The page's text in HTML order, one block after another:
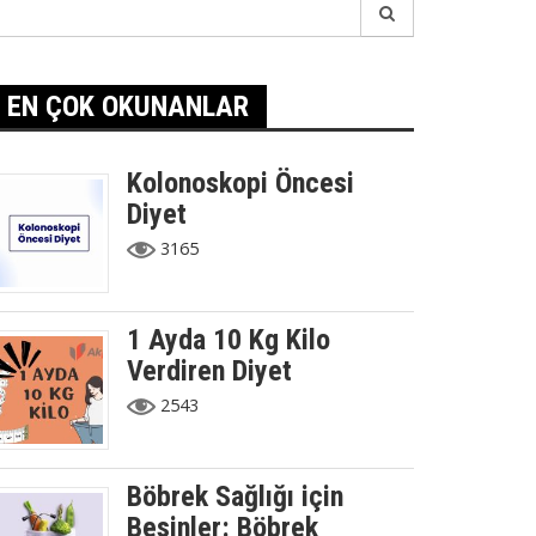
EN ÇOK OKUNANLAR
Kolonoskopi Öncesi
Diyet
3165
1 Ayda 10 Kg Kilo
Verdiren Diyet
2543
Böbrek Sağlığı için
Besinler: Böbrek